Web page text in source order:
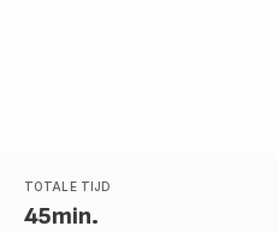
TOTALE TIJD
45min.